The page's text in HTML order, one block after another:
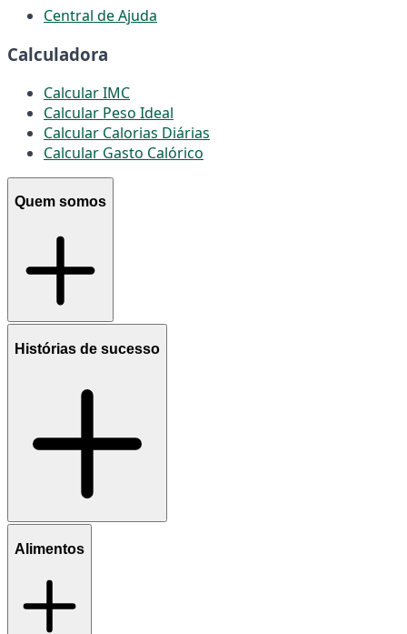
Central de Ajuda
Calculadora
Calcular IMC
Calcular Peso Ideal
Calcular Calorias Diárias
Calcular Gasto Calórico
Quem somos
Histórias de sucesso
Alimentos